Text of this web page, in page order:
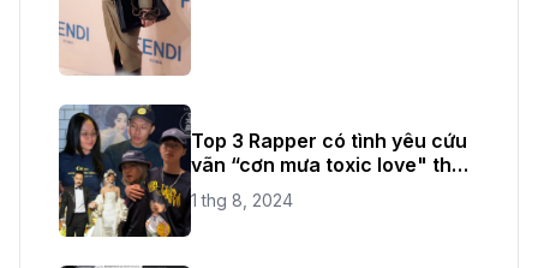
Top 3 Rapper có tình yêu cứu
vãn “cơn mưa toxic love" thời
gian vừa qua
1 thg 8, 2024